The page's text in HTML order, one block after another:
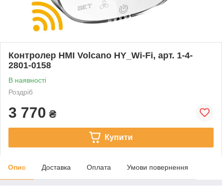
Контролер HMI Volcano HY_Wi-Fi, арт. 1-4-
2801-0158
В наявності
Роздріб
3 770 ₴
Купити
Опис Доставка Оплата Умови повернення